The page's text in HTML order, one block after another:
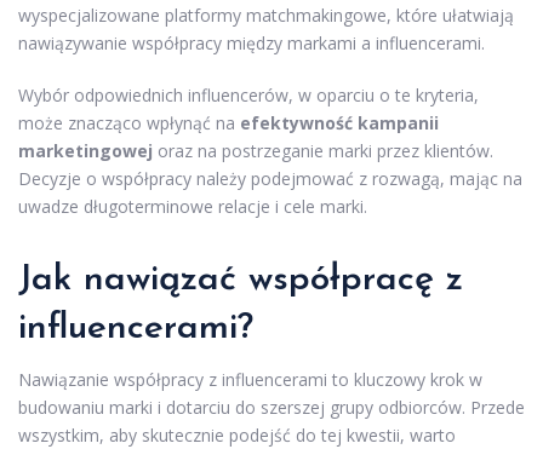
wyspecjalizowane platformy matchmakingowe, które ułatwiają
nawiązywanie współpracy między markami a influencerami.
Wybór odpowiednich influencerów, w oparciu o te kryteria,
może znacząco wpłynąć na efektywność kampanii
marketingowej oraz na postrzeganie marki przez klientów.
Decyzje o współpracy należy podejmować z rozwagą, mając na
uwadze długoterminowe relacje i cele marki.
Jak nawiązać współpracę z
influencerami?
Nawiązanie współpracy z influencerami to kluczowy krok w
budowaniu marki i dotarciu do szerszej grupy odbiorców. Przede
wszystkim, aby skutecznie podejść do tej kwestii, warto